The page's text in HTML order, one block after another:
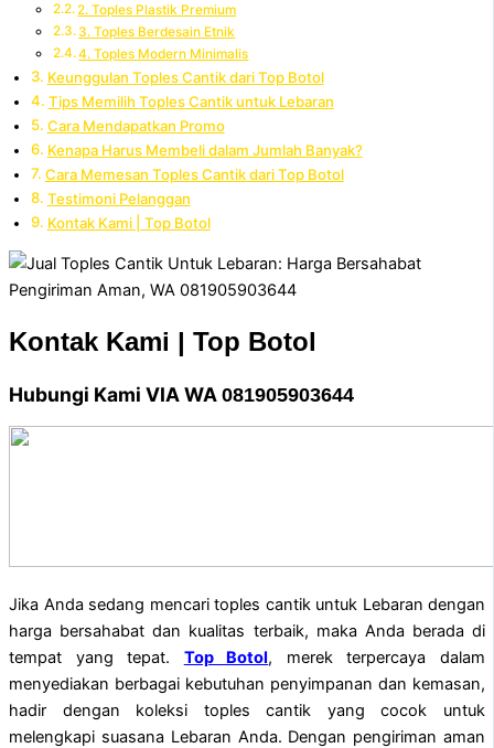
2. Toples Plastik Premium
3. Toples Berdesain Etnik
4. Toples Modern Minimalis
Keunggulan Toples Cantik dari Top Botol
Tips Memilih Toples Cantik untuk Lebaran
Cara Mendapatkan Promo
Kenapa Harus Membeli dalam Jumlah Banyak?
Cara Memesan Toples Cantik dari Top Botol
Testimoni Pelanggan
Kontak Kami | Top Botol
Kontak Kami | Top Botol
Hubungi Kami VIA WA 081905903644
Jika Anda sedang mencari toples cantik untuk Lebaran dengan
harga bersahabat dan kualitas terbaik, maka Anda berada di
tempat yang tepat. Top Botol, merek terpercaya dalam
menyediakan berbagai kebutuhan penyimpanan dan kemasan,
hadir dengan koleksi toples cantik yang cocok untuk
melengkapi suasana Lebaran Anda. Dengan pengiriman aman